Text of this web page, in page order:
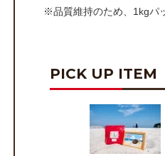
※品質維持のため、1kgパ
PICK UP ITEM